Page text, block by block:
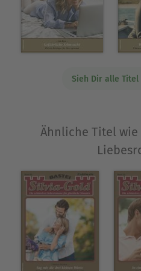
Sieh Dir alle Titel
Ähnliche Titel wie